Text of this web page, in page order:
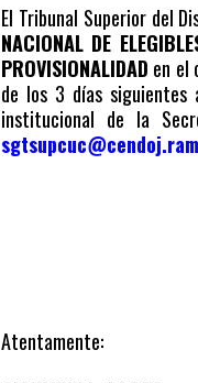
El Tribunal Superior del
NACIONAL DE
PROVISIONALIDAD en el
de los 3 días
institucional de la
Atentamente: